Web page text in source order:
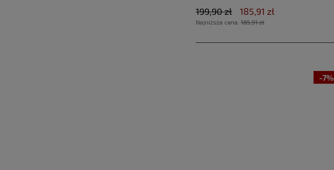
185,91 zł
199,90 zł
Najniższa cena: 185,91 zł
-7%